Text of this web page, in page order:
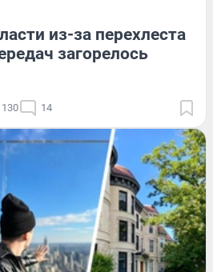
из-за перехлеста
загорелось
130 14